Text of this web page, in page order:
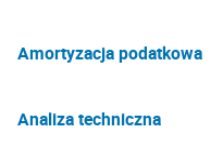
Amortyzacja podatkowa
Analiza techniczna